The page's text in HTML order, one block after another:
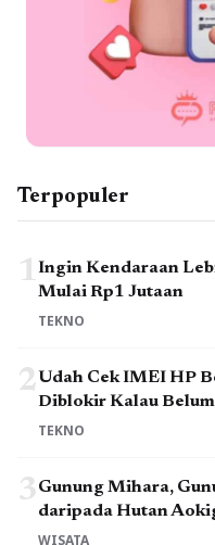
Terpopuler
1Ingin Kendaraan
Mulai Rp1 Jutaan
TEKNO
2Udah Cek IMEI HP
Diblokir Kalau
TEKNO
3Gunung Mihara,
daripada Hutan
WISATA